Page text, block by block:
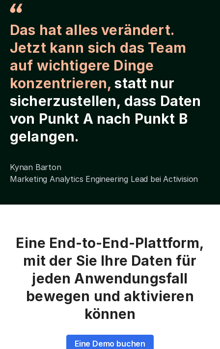
Das hat alles verändert.
Jetzt kann sich das Team
auf wichtigere Dinge
konzentrieren, statt nur
sicherzustellen, dass Daten
von Punkt A nach Punkt B
gelangen.
Kynan Barton
Marketing Analytics Engineering Lead bei Activision
Eine End-to-End-Plattform,
mit der Sie Ihre Daten für
jeden Anwendungsfall
bewegen und aktivieren
können
Eine Demo buchen